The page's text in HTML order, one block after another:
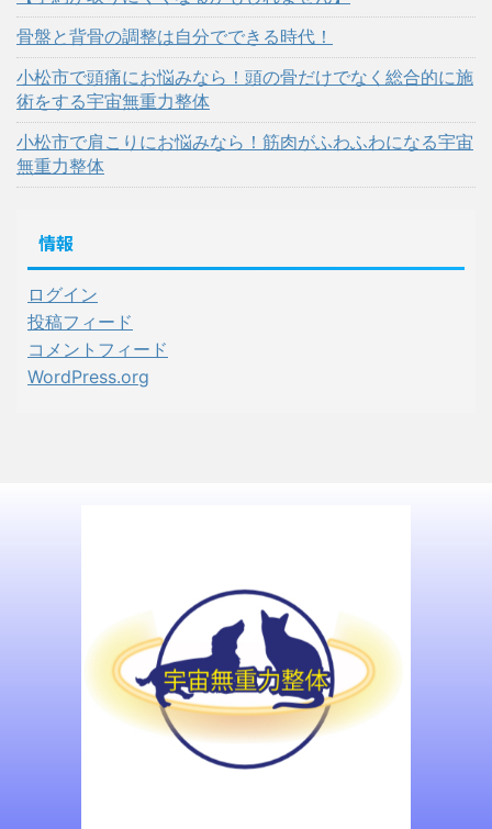
骨盤と背骨の調整は自分でできる時代！
小松市で頭痛にお悩みなら！頭の骨だけでなく総合的に施
術をする宇宙無重力整体
小松市で肩こりにお悩みなら！筋肉がふわふわになる宇宙
無重力整体
情報
ログイン
投稿フィード
コメントフィード
WordPress.org